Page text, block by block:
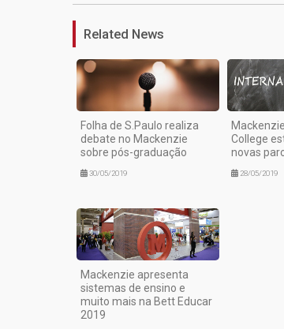
Related News
Folha de S.Paulo realiza
debate no Mackenzie
sobre pós-graduação
30/05/2019
College
novas
28/05/2019
Mackenzie apresenta
sistemas de ensino e
muito mais na Bett Educar
2019